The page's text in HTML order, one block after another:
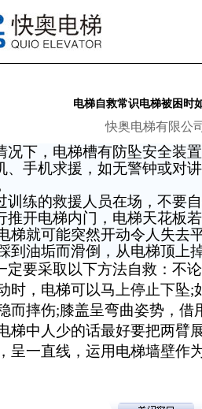
电梯自救常识电梯被困时
快奥电梯有限公司
况下，电梯槽有防坠安全装
、手机求援，如无警钟或对
练的救援人员在场，不要自
推开电梯内门，电梯天花板
梯就可能突然开动令人失去
到油垢而滑倒，从电梯顶上掉
定要采取以下方法自救：不
时，电梯可以马上停止下坠;
而摔伤;膝盖呈弯曲姿势，借
梯中人少的话最好要把两臂
呈一直线，运用电梯墙壁作